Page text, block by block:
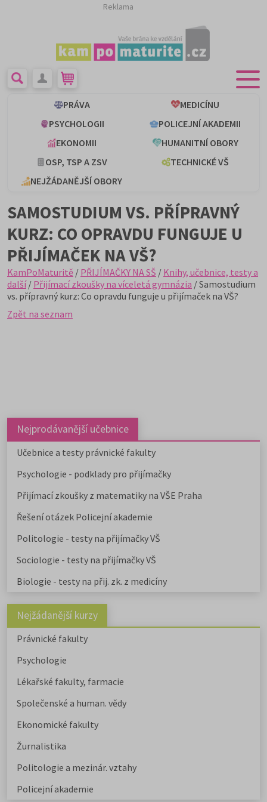
Reklama
PRÁVA
MEDICÍNU
PSYCHOLOGII
POLICEJNÍ AKADEMII
EKONOMII
HUMANITNÍ OBORY
OSP, TSP A ZSV
TECHNICKÉ VŠ
NEJŽÁDANĚJŠÍ OBORY
SAMOSTUDIUM VS. PŘÍPRAVNÝ
KURZ: CO OPRAVDU FUNGUJE U
PŘIJÍMAČEK NA VŠ?
KamPoMaturitě / PŘIJÍMAČKY NA SŠ / Knihy, učebnice, testy a
další/ Přijímací zkoušky na víceletá gymnázia / Samostudium
vs. přípravný kurz: Co opravdu funguje u přijímaček na VŠ?
Zpět na seznam
Nejprodávanější učebnice
Učebnice a testy právnické fakulty
Psychologie - podklady pro přijímačky
Přijímací zkoušky z matematiky na VŠE Praha
Řešení otázek Policejní akademie
Politologie - testy na přijímačky VŠ
Sociologie - testy na přijímačky VŠ
Biologie - testy na přij. zk. z medicíny
Nejžádanější kurzy
Právnické fakulty
Psychologie
Lékařské fakulty, farmacie
Společenské a human. vědy
Ekonomické fakulty
Žurnalistika
Politologie a mezinár. vztahy
Policejní akademie